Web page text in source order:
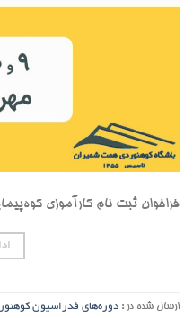
فراخوان ثبت نام کارآموزی کوه‌پیمایی آقایان ۹
ارسال شده در : دوره‌های فدراسیون